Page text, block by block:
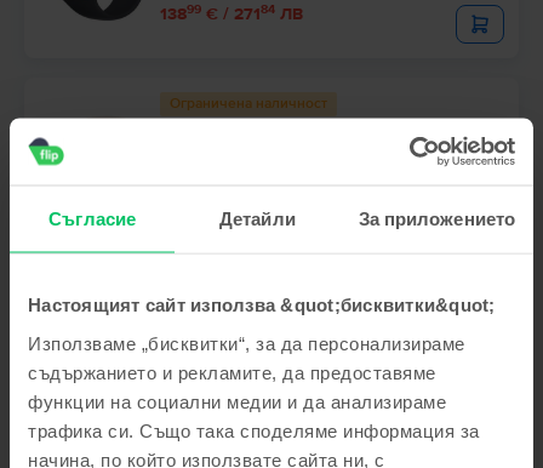
Съгласие Детайли За приложението
Настоящият сайт използва &quot;бисквитки&quot;
Използваме „бисквитки“, за да персонализираме
съдържанието и рекламите, да предоставяме
функции на социални медии и да анализираме
трафика си. Също така споделяме информация за
начина, по който използвате сайта ни, с
13899 € / 27184 ЛВ
Ограничена наличност
GPS, Starlight Aluminium 44mm, Като нов
€ / 36376ЛВ
Ограничена наличност
Apple Watch SE 2022
GPS, Silver Aluminium 44mm, Като нов
Доставка: приблизително 2-3 работни дни
Вноски с 0% лихва
18599 € / 36376ЛВ